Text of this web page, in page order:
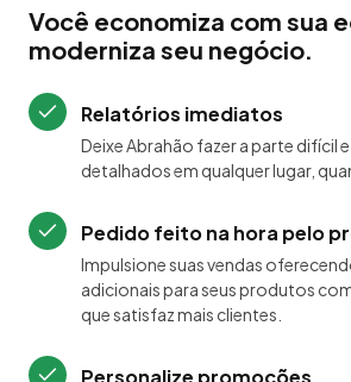
Você economiza com sua
moderniza seu negócio.
Relatórios imediatos
Deixe Abrahão fazer a parte difícil
detalhados em qualquer lugar,
Pedido feito na hora pelo
Impulsione suas vendas
adicionais para seus produtos
que satisfaz mais clientes.
Personalize promoções